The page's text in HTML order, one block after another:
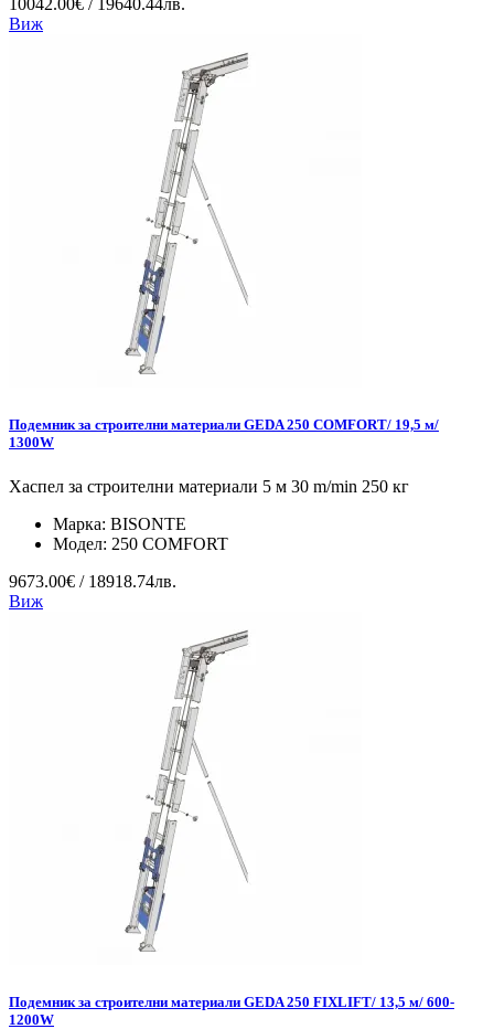
10042.00€ / 19640.44лв.
Виж
Подемник за строителни материали GEDA 250 COMFORT/ 19,5 м/
1300W
Хаспел за строителни материали 5 м 30 m/min 250 кг
Марка: BISONTE
Модел: 250 COMFORT
9673.00€ / 18918.74лв.
Виж
Подемник за строителни материали GEDA 250 FIXLIFT/ 13,5 м/ 600-
1200W